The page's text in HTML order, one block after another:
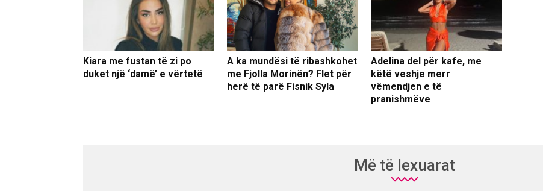
Kiara me fustan të zi po
duket një ‘damë’ e vërtetë
A ka mundësi të ribashkohet
me Fjolla Morinën? Flet për
herë të parë Fisnik Syla
Adelina del për kafe, me
këtë veshje merr
vëmendjen e të
pranishmëve
Më të lexuarat